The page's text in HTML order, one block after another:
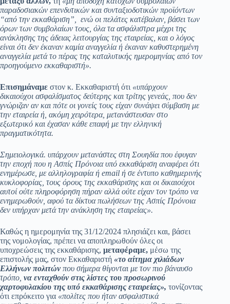
παραδοσιακών επενδυτικών και συνταξιοδοτικών προϊόντων
“από την εκκαθάριση”, ενώ οι πελάτες κατέβαλαν, βάσει των
όρων των συμβολαίων τους, όλα τα ασφάλιστρα μέχρι της
ανάκλησης της άδειας λειτουργίας της εταιρείας, και ο λόγος
είναι ότι δεν έκαναν καμία αναγγελία ή έκαναν καθυστερημένη
αναγγελία μετά το πέρας της καταλυτικής ημερομηνίας από τον
προηγούμενο εκκαθαριστή».
Επισημάναμε στον κ. Εκκαθαριστή ότι «υπάρχουν
δικαιούχοι ασφαλίσματος δεύτερης και τρίτης γενεάς, που δεν
γνώριζαν αν και πότε οι γονείς τους είχαν συνάψει σύμβαση με
την εταιρεία ή, ακόμη χειρότερα, μετανάστευσαν στο
εξωτερικό και έχασαν κάθε επαφή με την ελληνική
πραγματικότητα.
Σημειολογικά. υπάρχουν μετανάστες στη Σουηδία που έφυγαν
την εποχή που η Ασπίς Πρόνοια υπό εκκαθάριση αναφέρει ότι
ενημέρωσε, με αλληλογραφία ή email ή σε έντυπο καθημερινής
κυκλοφορίας, τους όρους της εκκαθάρισης και οι δικαιούχοι
αυτοί ούτε πληροφόρηση πήραν αλλά ούτε είχαν τον τρόπο να
ενημερωθούν, αφού τα δίκτυα πωλήσεων της Ασπίς Πρόνοια
δεν υπήρχαν μετά την ανάκληση της εταιρείας».
Καθώς η ημερομηνία της 31/12/2024 πλησιάζει και, βάσει
της νομολογίας, πρέπει να αποπληρωθούν όλες οι
υποχρεώσεις της εκκαθάρισης, μεταφέραμε, μέσω της
επιστολής μας, στον Εκκαθαριστή «το αίτημα χιλιάδων
Ελλήνων πολιτώνπου σήμερα θίγονται με τον πιο βάναυσο
τρόπο, να ενταχθούν στις λίστες του προσωρινού
χαρτοφυλακίου της υπό εκκαθάρισης εταιρείας», τονίζοντας
ότι επρόκειτο για «πολίτες που ήταν ασφαλιστικά